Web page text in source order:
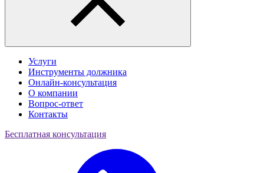
Услуги
Инструменты должника
Онлайн-консультация
О компании
Вопрос-ответ
Контакты
Бесплатная консультация